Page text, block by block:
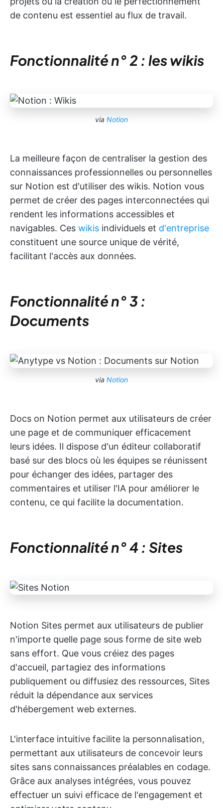
de contenu est essentiel au flux de travail.
Fonctionnalité n° 2 : les wikis
via Notion
La meilleure façon de centraliser la gestion des
connaissances professionnelles ou personnelles
sur Notion est d'utiliser des wikis. Notion vous
permet de créer des pages interconnectées qui
rendent les informations accessibles et
navigables. Ces wikis individuels et d'entreprise
constituent une source unique de vérité,
facilitant l'accès aux données.
Fonctionnalité n° 3 :
Documents
via Notion
Docs on Notion permet aux utilisateurs de créer
une page et de communiquer efficacement
leurs idées. Il dispose d'un éditeur collaboratif
basé sur des blocs où les équipes se réunissent
pour échanger des idées, partager des
commentaires et utiliser l'IA pour améliorer le
contenu, ce qui facilite la documentation.
Fonctionnalité n° 4 : Sites
Notion Sites permet aux utilisateurs de publier
n'importe quelle page sous forme de site web
sans effort. Que vous créiez des pages
d'accueil, partagiez des informations
publiquement ou diffusiez des ressources, Sites
réduit la dépendance aux services
d'hébergement web externes.
L'interface intuitive facilite la personnalisation,
permettant aux utilisateurs de concevoir leurs
sites sans connaissances préalables en codage.
Grâce aux analyses intégrées, vous pouvez
effectuer un suivi efficace de l'engagement et